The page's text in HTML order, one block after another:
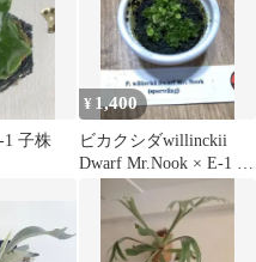
1 子株
¥ 1,400
ビカクシダwillinckii
Dwarf Mr.Nook × E-1 胞
子培養